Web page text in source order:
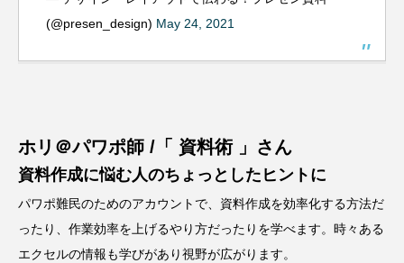
(@presen_design) May 24, 2021
ホリ＠パワポ師 /「 資料術 」さん
資料作成に悩む人のちょっとしたヒントに
パワポ難民のためのアカウントで、資料作成を効率化する方法だ
ったり、作業効率を上げるやり方だったりを学べます。時々ある
エクセルの情報も学びがあり視野が広がります。